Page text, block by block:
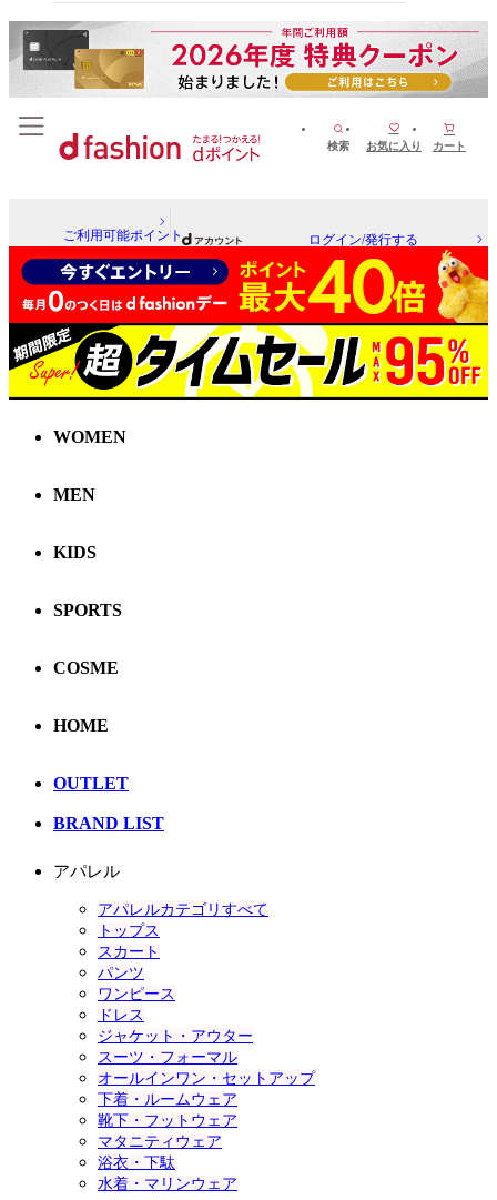
検索 お気に入り カート
ご利用可能ポイント ログイン/発行する
WOMEN
MEN
KIDS
SPORTS
COSME
HOME
OUTLET
BRAND LIST
アパレル
アパレルカテゴリすべて
トップス
スカート
パンツ
ワンピース
ドレス
ジャケット・アウター
スーツ・フォーマル
オールインワン・セットアップ
下着・ルームウェア
靴下・フットウェア
マタニティウェア
浴衣・下駄
水着・マリンウェア